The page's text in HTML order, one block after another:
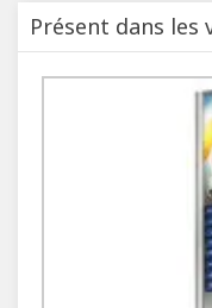
Présent dans les